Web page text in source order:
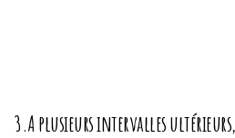
3.A plusieurs intervalles